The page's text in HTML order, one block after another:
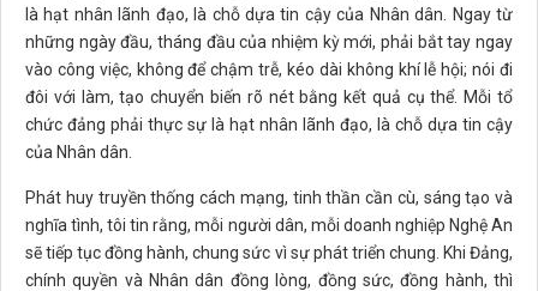
là hạt nhân lãnh đạo, là chỗ dựa tin cậy của Nhân dân. Ngay từ
những ngày đầu, tháng đầu của nhiệm kỳ mới, phải bắt tay ngay
vào công việc, không để chậm trễ, kéo dài không khí lễ hội; nói đi
đôi với làm, tạo chuyển biến rõ nét bằng kết quả cụ thể. Mỗi tổ
chức đảng phải thực sự là hạt nhân lãnh đạo, là chỗ dựa tin cậy
của Nhân dân.
Phát huy truyền thống cách mạng, tinh thần cần cù, sáng tạo và
nghĩa tình, tôi tin rằng, mỗi người dân, mỗi doanh nghiệp Nghệ An
sẽ tiếp tục đồng hành, chung sức vì sự phát triển chung. Khi Đảng,
chính quyền và Nhân dân đồng lòng, đồng sức, đồng hành, thì